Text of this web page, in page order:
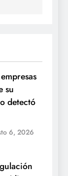
su
detectó
6, 2026